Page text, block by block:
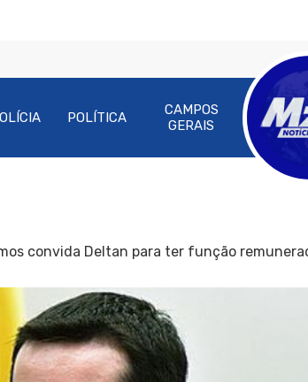
POLÍTICA
CAMPOS
GERAIS
convida Deltan para ter função